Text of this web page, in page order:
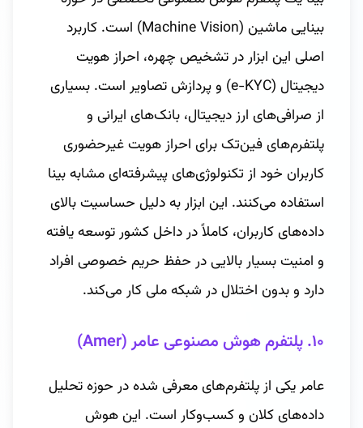
بینایی ماشین (Machine Vision) است. کاربرد
اصلی این ابزار در تشخیص چهره، احراز هویت
دیجیتال (e-KYC) و پردازش تصاویر است. بسیاری
از صرافی‌های ارز دیجیتال، بانک‌های ایرانی و
پلتفرم‌های فین‌تک برای احراز هویت غیرحضوری
کاربران خود از تکنولوژی‌های پیشرفته‌ای مشابه بینا
استفاده می‌کنند. این ابزار به دلیل حساسیت بالای
داده‌های کاربران، کاملاً در داخل کشور توسعه یافته
و امنیت بسیار بالایی در حفظ حریم خصوصی افراد
دارد و بدون اختلال در شبکه ملی کار می‌کند.
۱۰. پلتفرم هوش مصنوعی عامر (Amer)
عامر یکی از پلتفرم‌های معرفی شده در حوزه تحلیل
داده‌های کلان و کسب‌وکار است. این هوش